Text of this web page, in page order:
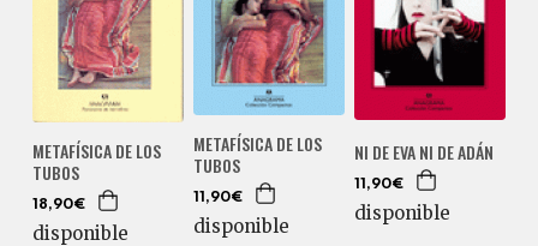
METAFÍSICA DE LOS
TUBOS
18,90€
disponible
METAFÍSICA DE LOS
TUBOS
11,90€
disponible
NI DE EVA NI DE ADÁN
11,90€
disponible